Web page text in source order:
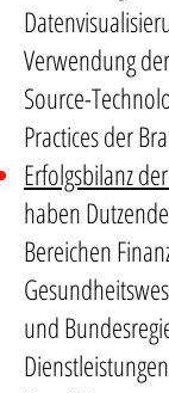
Verwendung
Source-
Practices der
Erfolgsbilanz
haben
Bereichen
und